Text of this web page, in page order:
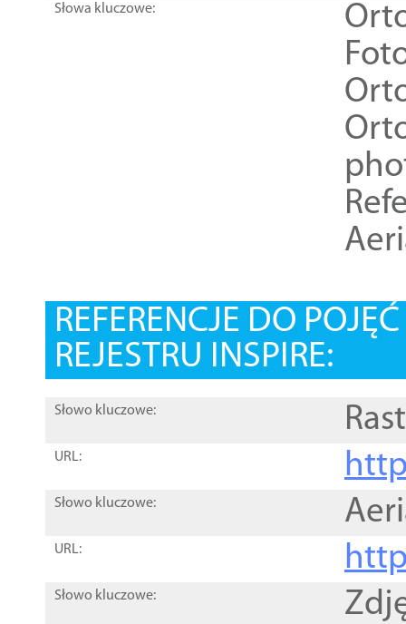
Słowa kluczowe:
REFERENCJE DO
REJESTRU INSPIRE:
Słowo kluczowe:
URL:
Słowo kluczowe:
URL:
Słowo kluczowe: